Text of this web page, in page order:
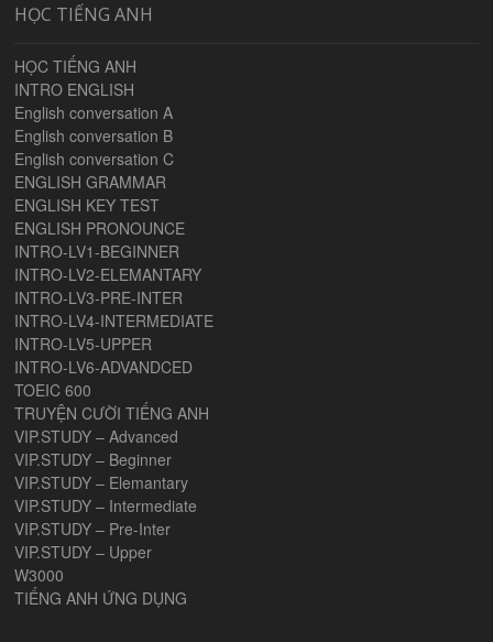
HỌC TIẾNG ANH
HỌC TIẾNG ANH
INTRO ENGLISH
English conversation A
English conversation B
English conversation C
ENGLISH GRAMMAR
ENGLISH KEY TEST
ENGLISH PRONOUNCE
INTRO-LV1-BEGINNER
INTRO-LV2-ELEMANTARY
INTRO-LV3-PRE-INTER
INTRO-LV4-INTERMEDIATE
INTRO-LV5-UPPER
INTRO-LV6-ADVANDCED
TOEIC 600
TRUYỆN CƯỜI TIẾNG ANH
VIP.STUDY – Advanced
VIP.STUDY – Beginner
VIP.STUDY – Elemantary
VIP.STUDY – Intermediate
VIP.STUDY – Pre-Inter
VIP.STUDY – Upper
W3000
TIẾNG ANH ỨNG DỤNG